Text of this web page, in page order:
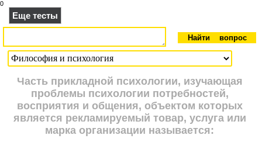
0
Еще тесты
Часть прикладной психологии, изучающая
проблемы психологии потребностей,
восприятия и общения, объектом которых
является рекламируемый товар, услуга или
марка организации называется: